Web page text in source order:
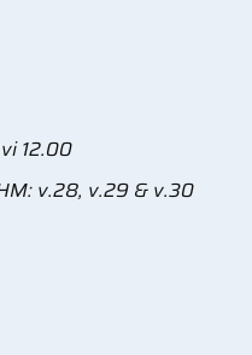
12.00
v.28, v.29 & v.30